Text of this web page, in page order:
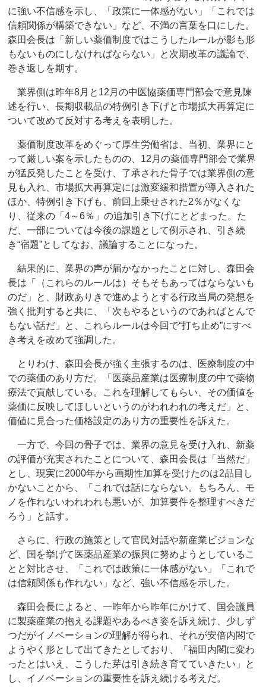
に強い不信感を示し、「政策に一体感がない」「これでは
信頼関係が構築できない」など、不満の言葉を口にした。
森田会長は「新しい薬価制度ではこうしたルールが影も形
もないものにしなければならない」と次期改革の議論で、
巻き返しを期す。
業界側は昨年8月と12月の中医協薬価専門部会で意見陳
述を行い、長期収載品の特例引き下げと市場拡大再算定に
ついて改めて反対する考えを表明した。
薬価制度改革をめぐって厚生労働省は、当初、業界にと
って厳しい案を示したものの、12月の薬価専門部会で業界
が猛反発したことを受け、了承された骨子では業界側の意
見も入れ、市場拡大再算定には激変緩和措置が導入された
ほか、特例引き下げも、前回上乗せされた2％がなくな
り、従来の「4～6％」の追加引き下げにとどまった。た
だ、一部については今後の課題として例示され、引き続
き“宿題”としてなお、議論することになった。
結果的に、業界の声が届かなかったことに対し、森田会
長は「（これらのルールは）そもそもあってはならないも
のだ」と、財政ありきで進めようとする行政当局の発想を
強く批判すると共に、「次もやるというのであればとんで
もない話だ」と、これらルールは今回で“打ち止め”にすべ
き考えを改めて強調した。
とりわけ、森田会長が強く主張するのは、医療制度の中
での薬価のあり方だ。「医薬品産業は医療制度の中で薬物
療法で貢献している。これを理解してもらい、その価値を
薬価に反映してほしいというのがわれわれの考えだ」と、
価値に見合った価格設定のあり方の重要性を訴えた。
一方で、今回の骨子では、業界の意見を受け入れ、新薬
の評価が充実されたことについて、森田会長は「当然だ」
とし、現実に2000年から画期性加算を受けたのは2品目し
かないことから、「これでは話にならない。もちろん、モ
ノを作れないわれわれも悪いが、加算要件を整理すべきだ
ろう」と話す。
さらに、行政の施策として官民対話や新産業ビジョンな
ど、国を挙げて医薬品産業の振興に努めようとしているこ
とと対比させ、「これでは政策に一体感がない」「これで
は信頼関係も作れない」など、強い不信感を示した。
森田会長によると、一昨年から昨年にかけて、国会議員
に製薬産業の抱える課題やあるべき姿を訴え続け、少しず
つだがイノベーションの理解が得られ、それが安倍内閣で
ようやく形として出てきたとしており、「福田内閣に変わ
ったとはいえ、こうした芽は引き続き育てていきたい」と
し、イノベーションの重要性を訴え続ける考えだ。